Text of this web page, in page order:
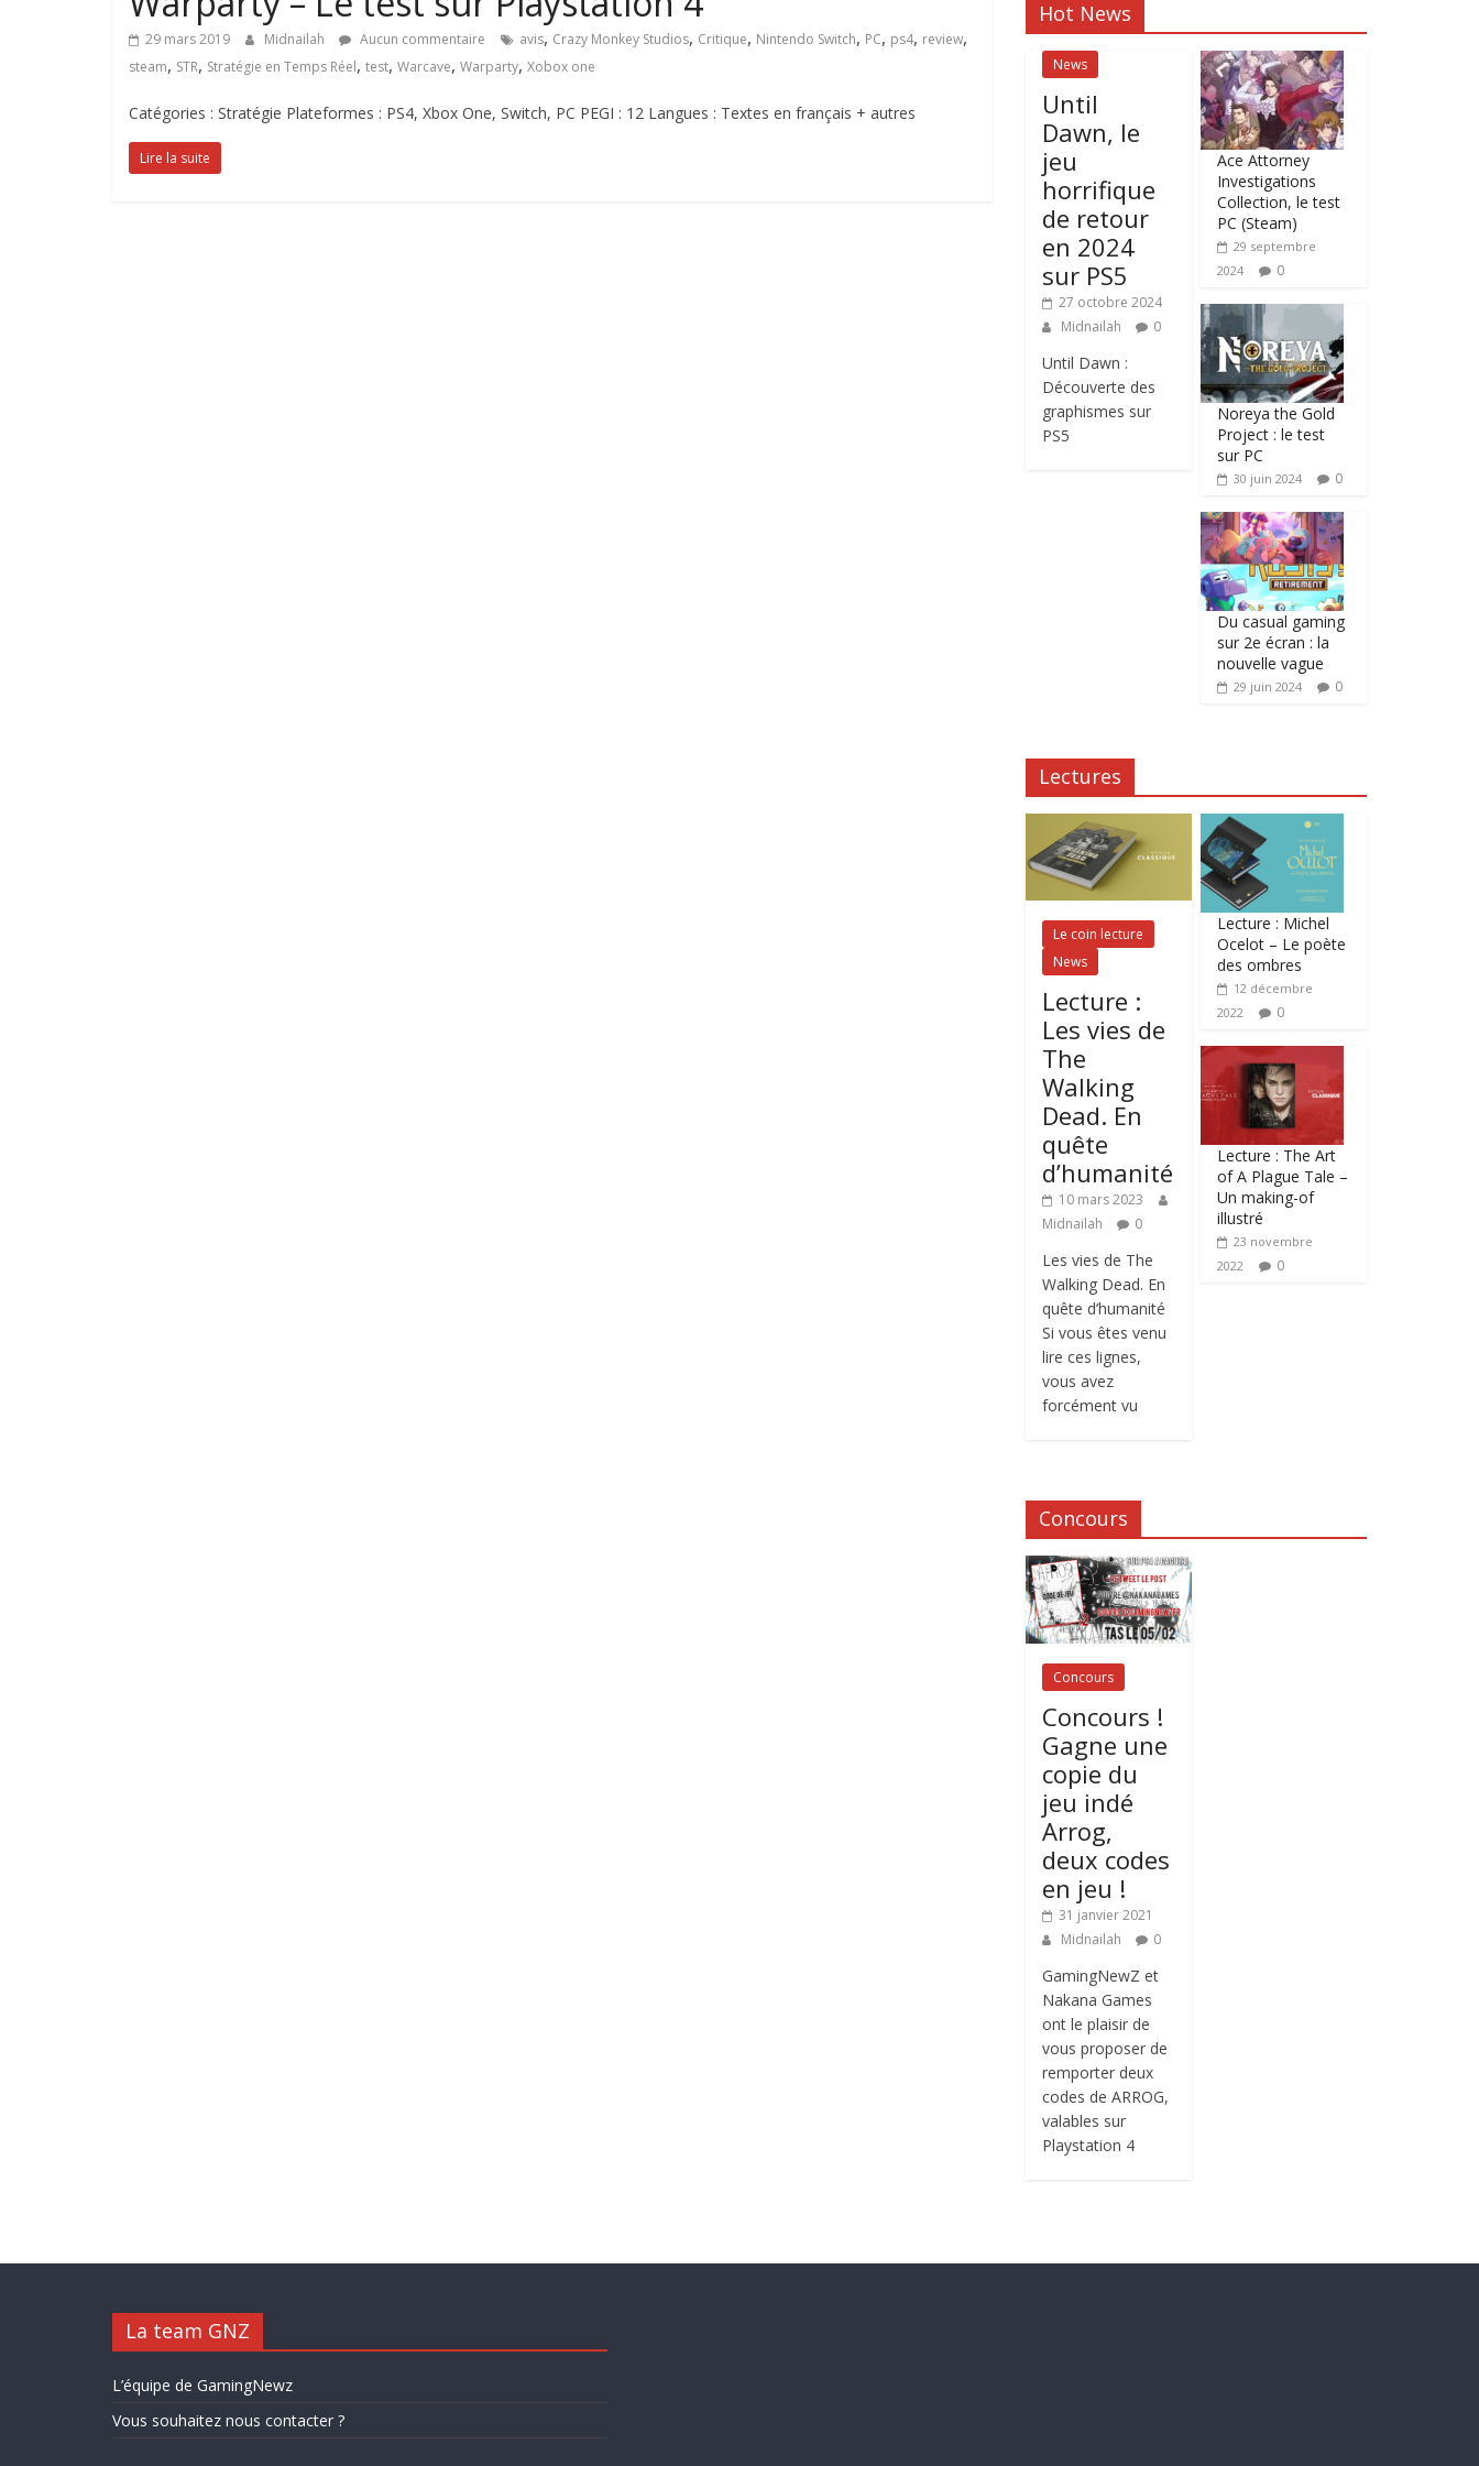
29 mars 2019 Midnailah Aucun commentaire avis, Crazy Monkey Studios, Critique, Nintendo Switch, PC, ps4, review,
steam, STR, Stratégie en Temps Réel, test, Warcave, Warparty, Xobox one
Catégories : Stratégie Plateformes : PS4, Xbox One, Switch, PC PEGI : 12 Langues : Textes en français + autres
Lire la suite
Hot News
News
Until
Dawn, le
jeu
horrifique
de retour
en 2024
sur PS5
27 octobre 2024
Midnailah
0
Until Dawn :
Découverte des
graphismes sur
PS5
Ace Attorney
Investigations
Collection, le test
PC (Steam)
29 septembre
2024
0
Noreya the Gold
Project : le test
sur PC
30 juin 2024 0
Du casual gaming
sur 2e écran : la
nouvelle vague
29 juin 2024 0
Lectures
Le coin lecture
News
Lecture :
Les vies de
The
Walking
Dead. En
quête
d’humanité
10 mars 2023
Midnailah
0
Les vies de The
Walking Dead. En
quête d’humanité
Si vous êtes venu
lire ces lignes,
vous avez
forcément vu
Lecture : Michel
Ocelot – Le poète
des ombres
12 décembre
2022
0
Lecture : The Art
of A Plague Tale –
Un making-of
illustré
23 novembre
2022
0
Concours
Concours
Concours !
Gagne une
copie du
jeu indé
Arrog,
deux codes
en jeu !
31 janvier 2021
Midnailah
0
GamingNewZ et
Nakana Games
ont le plaisir de
vous proposer de
remporter deux
codes de ARROG,
valables sur
Playstation 4
La team GNZ
L’équipe de GamingNewz
Vous souhaitez nous contacter ?